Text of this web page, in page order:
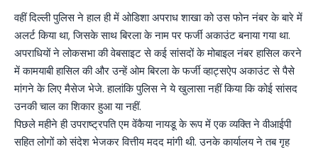
वहीं दिल्ली पुलिस ने हाल ही में ओडिशा अपराध शाखा को उस फोन नंबर के बारे में
अलर्ट किया था, जिसके साथ बिरला के नाम पर फर्जी अकाउंट बनाया गया था.
अपराधियों ने लोकसभा की वेबसाइट से कई सांसदों के मोबाइल नंबर हासिल करने
में कामयाबी हासिल की और उन्हें ओम बिरला के फर्जी व्हाट्सऐप अकाउंट से पैसे
मांगने के लिए मैसेज भेजे. हालांकि पुलिस ने ये खुलासा नहीं किया कि कोई सांसद
उनकी चाल का शिकार हुआ या नहीं.
पिछले महीने ही उपराष्ट्रपति एम वेंकैया नायडू के रूप में एक व्यक्ति ने वीआईपी
सहित लोगों को संदेश भेजकर वित्तीय मदद मांगी थी. उनके कार्यालय ने तब गृह